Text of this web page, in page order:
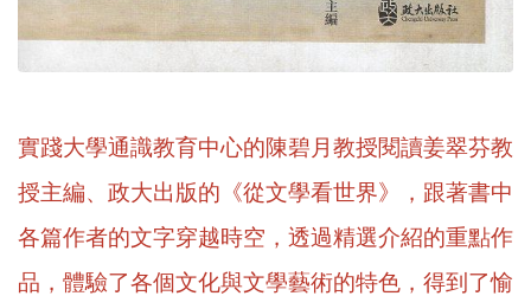
實踐大學通識教育中心的陳碧月教授閱讀姜翠芬教
授主編、政大出版的《從文學看世界》，跟著書中
各篇作者的文字穿越時空，透過精選介紹的重點作
品，體驗了各個文化與文學藝術的特色，得到了愉